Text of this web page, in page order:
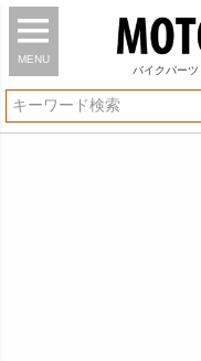
MENU
バイク パーツ